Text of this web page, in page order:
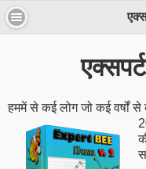
हममें से कई लोग जो कई वर्षों